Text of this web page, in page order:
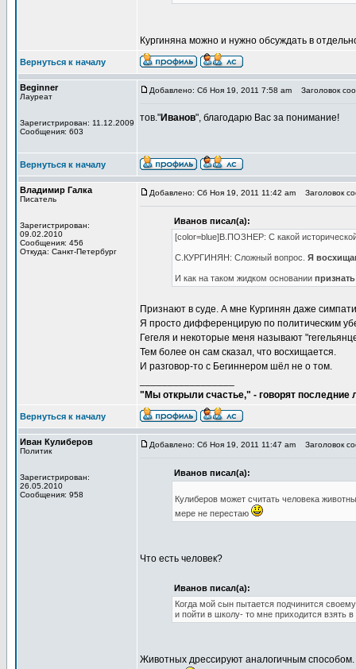
Кургиняна можно и нужно обсуждать в
Вернуться к началу
Beginner
Лауреат
Зарегистрирован: 11.12.2009
Сообщения: 603
Добавлено: Сб Ноя 19, 2011 7:58 am Заголовок
тов."Иванов", благодарю Вас за понимание!
Вернуться к началу
Владимир Галка
Писатель
Зарегистрирован:
09.02.2010
Сообщения: 456
Откуда: Санкт-Петербург
Добавлено: Сб Ноя 19, 2011 11:42 am Заголовок
Иванов писал(а):
[color=blue]В.ПОЗНЕР: С какой
С.КУРГИНЯН: Сложный вопрос. Я
И как на таком жидком основании
Признают в суде. А мне Кургинян даже
Я просто дифференцирую по политическим
Гегеля и некоторые меня называют
Тем более он сам сказал, что восхищается.
И разговор-то с Бегиннером шёл не о том.
"Мы открыли счастье," - говорят
Вернуться к началу
Иван Кулиберов
Политик
Зарегистрирован:
26.05.2010
Сообщения: 958
Добавлено: Сб Ноя 19, 2011 11:47 am Заголовок
Иванов писал(а):
Кулиберов может считать человека
мере не перестаю
Что есть человек?
Иванов писал(а):
Когда мой сын пытается подчинится
и пойти в школу- то мне приходится взять
Животных дрессируют аналогичным